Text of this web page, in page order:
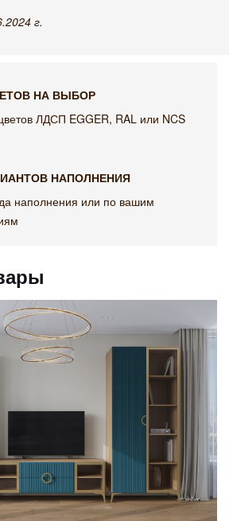
г.
НА ВЫБОР
ЛДСП EGGER, RAL или NCS
НАПОЛНЕНИЯ
наполнения или по вашим